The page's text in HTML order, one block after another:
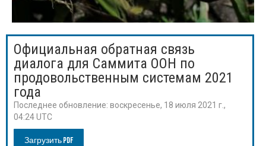
Официальная обратная связь
диалога для Саммита ООН по
продовольственным системам 2021
года
Последнее обновление: воскресенье, 18 июля 2021 г.,
04:24 UTC
Загрузить PDF